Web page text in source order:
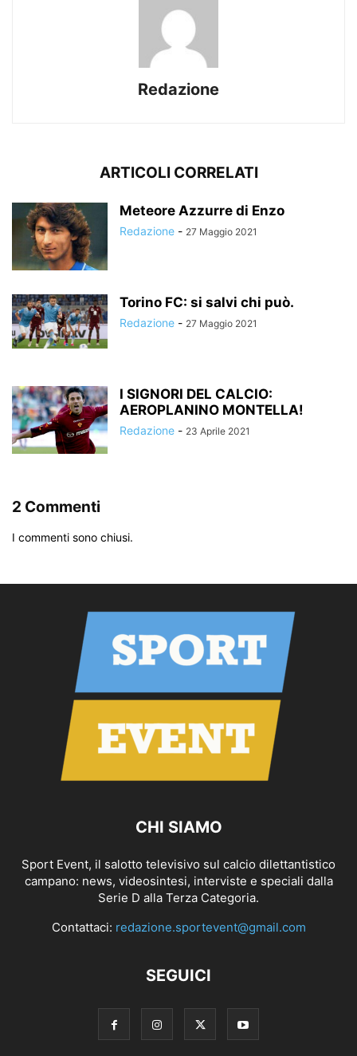
Redazione
ARTICOLI CORRELATI
Meteore Azzurre di Enzo
Redazione - 27 Maggio 2021
Torino FC: si salvi chi può.
Redazione - 27 Maggio 2021
I SIGNORI DEL CALCIO:
AEROPLANINO MONTELLA!
Redazione - 23 Aprile 2021
2 Commenti
I commenti sono chiusi.
CHI SIAMO
Sport Event, il salotto televisivo sul calcio dilettantistico
campano: news, videosintesi, interviste e speciali dalla
Serie D alla Terza Categoria.
Contattaci: redazione.sportevent@gmail.com
SEGUICI